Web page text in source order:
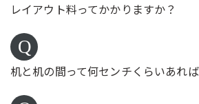
レイアウト料ってかかりますか？
机と机の間って何センチくらいあれ